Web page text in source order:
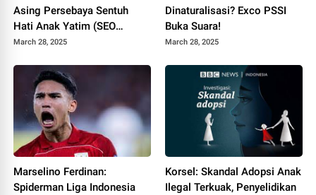
Asing Persebaya Sentuh
Hati Anak Yatim (SEO
Friendly)
March 28, 2025
Dinaturalisasi? Exco PSSI
Buka Suara!
March 28, 2025
Marselino Ferdinan:
Spiderman Liga Indonesia
Korsel: Skandal Adopsi Anak
Ilegal Terkuak, Penyelidikan